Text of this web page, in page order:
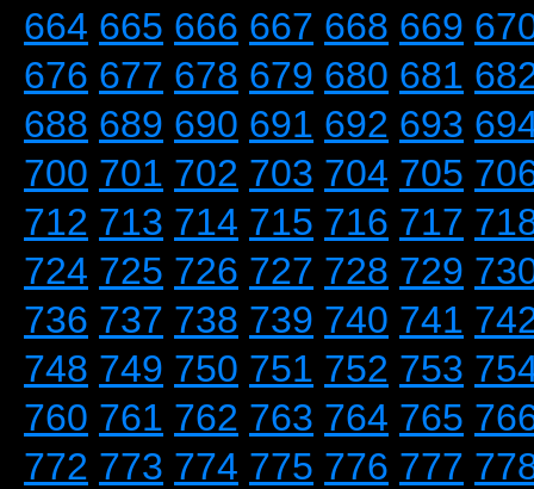
664 665 666 667 668 669
676 677 678 679 680 681
688 689 690 691 692 693
700 701 702 703 704 705
712 713 714 715 716 717
724 725 726 727 728 729
736 737 738 739 740 741
748 749 750 751 752 753
760 761 762 763 764 765
772 773 774 775 776 777